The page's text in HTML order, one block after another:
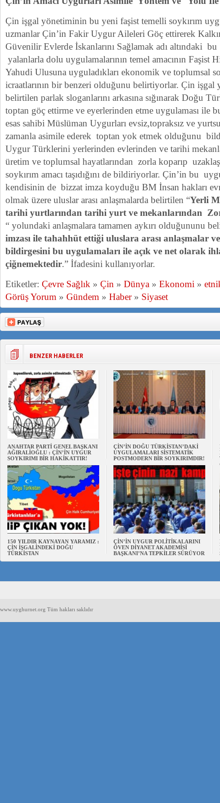
Çin işgal yönetiminin bu yeni faşist temelli soykırım
uzmanlar Çin’in Fakir Uygur Aileleri Göç ettirerek
Güvenilir Evlerde İskanlarını Sağlamak adı altındaki
yalanlarla dolu uygulamalarının temel amacının Faşist
Yahudi Ulusuna uyguladıkları ekonomik ve toplumsal
icraatlarının bir benzeri olduğunu belirtiyorlar. Çin işgal
belirtilen parlak sloganlarını arkasına sığınarak Doğu
toptan göç ettirme ve eyerlerinden etme uygulaması ile
esas sahibi Müslüman Uygurları evsiz,topraksız ve
zamanla asimile ederek toptan yok etmek olduğunu
Uygur Türklerini yerlerinden evlerinden ve tarihi
üretim ve toplumsal hayatlarından zorla koparıp
soykırım amacı taşıdığını de bildiriyorlar. Çin’in bu
kendisinin de bizzat imza koyduğu BM İnsan hakları
olmak üzere uluslar arası anlaşmalarda belirtilen “Yerli
tarihi yurtlarından tarihi yurt ve mekanlarından
“ yolundaki anlaşmalara tamamen aykırı olduğununu
imzası ile tahahhüt ettiği uluslara arası anlaşmalar
bildirgesini bu uygulamaları ile açık ve net olarak
çiğnemektedir.” İfadesini kullanıyorlar.
Etiketler: Çevre Sağlık » Çin » Dünya » Ekonomi »
Görüş Yorum » Gündem » Haber» Siyaset
BENZER HABERLER
ANAHTAR PARTİ GENEL BAŞKANI
AĞIRALİOĞLU : ÇİN’İN UYGUR
SOYKIRIMI BİR HAKİKATTIR!
ÇİN’İN DOĞU TÜRKİSTAN’DAKİ
UYGULAMALARI SİSTEMATİK
POSTMODERN BİR SOYKIRIMDIR!
150 YILDIR KAYNAYAN YARAMIZ :
ÇİN İŞGALİNDEKİ DOĞU
TÜRKİSTAN
ÇİN’İN UYGUR POLİTİKALARINI
ÖVEN DİYANET AKADEMİSİ
BAŞKANI’NA TEPKİLER SÜRÜYOR
www.uyghurnet.org Tüm hakları saklıdır